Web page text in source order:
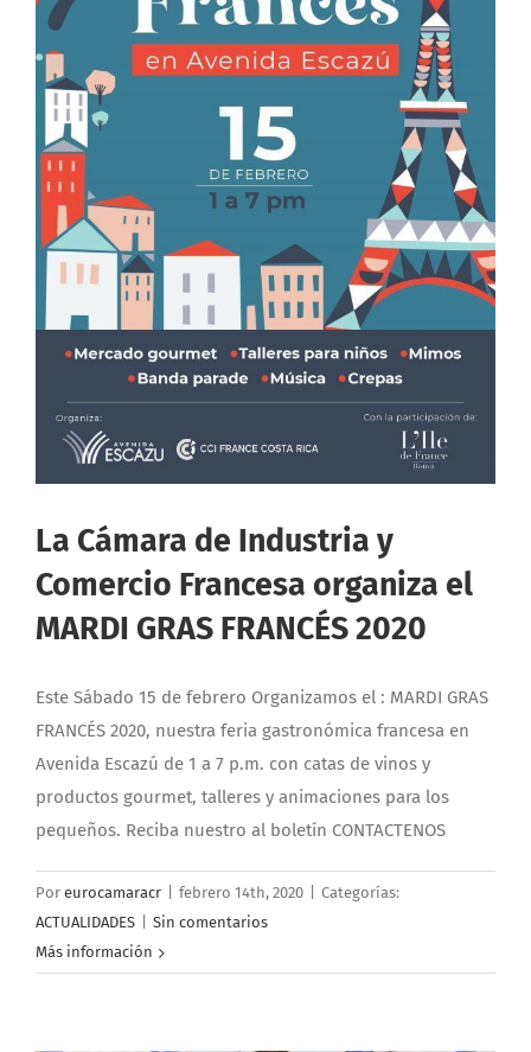
La Cámara de Industria y
Comercio Francesa organiza el
MARDI GRAS FRANCÉS 2020
Este Sábado 15 de febrero Organizamos el : MARDI GRAS
FRANCÉS 2020, nuestra feria gastronómica francesa en
Avenida Escazú de 1 a 7 p.m. con catas de vinos y
productos gourmet, talleres y animaciones para los
pequeños. Reciba nuestro al boletín CONTACTENOS
Por eurocamaracr febrero 14th, 2020
Categorías:
ACTUALIDADES
Sin comentarios
Más información